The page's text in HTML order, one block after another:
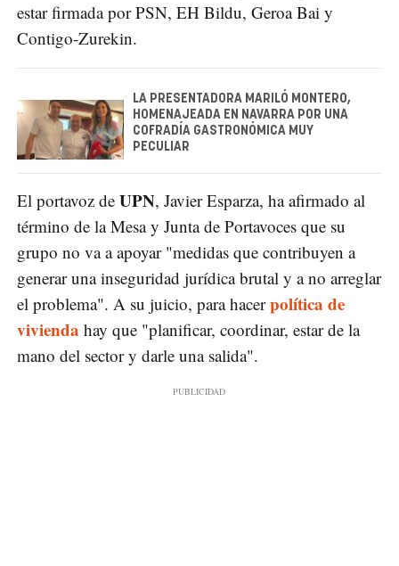
estar firmada por PSN, EH Bildu, Geroa Bai y
Contigo-Zurekin.
LA PRESENTADORA MARILÓ MONTERO,
HOMENAJEADA EN NAVARRA POR UNA
COFRADÍA GASTRONÓMICA MUY
PECULIAR
El portavoz de UPN, Javier Esparza, ha afirmado al
término de la Mesa y Junta de Portavoces que su
grupo no va a apoyar "medidas que contribuyen a
generar una inseguridad jurídica brutal y a no arreglar
el problema". A su juicio, para hacerpolítica de
vivienda hay que "planificar, coordinar, estar de la
mano del sector y darle una salida".